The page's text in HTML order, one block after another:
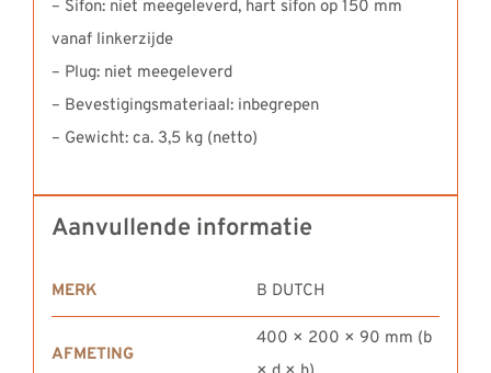
– Sifon: niet meegeleverd, hart sifon op 150 mm
vanaf linkerzijde
– Plug: niet meegeleverd
– Bevestigingsmateriaal: inbegrepen
– Gewicht: ca. 3,5 kg (netto)
Aanvullende informatie
MERK B DUTCH
AFMETING
400 × 200 × 90 mm (b